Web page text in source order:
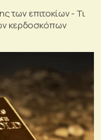
των επιτοκίων - Τι
κερδοσκόπων